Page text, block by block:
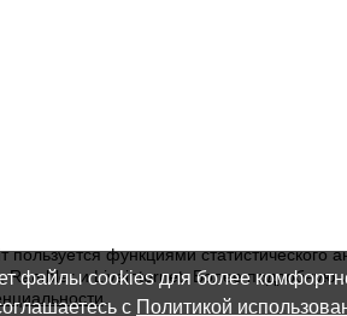
пользуется функциями статистического
Rambler и Liveinternet. Более
файлы cookies для более
с Политикой